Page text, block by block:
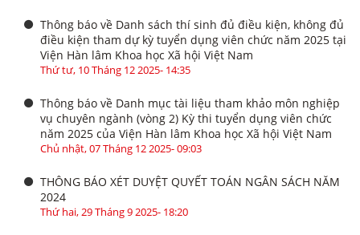
Thông báo về Danh sách thí sinh đủ điều kiện, không đủ
điều kiện tham dự kỳ tuyển dụng viên chức năm 2025 tại
Viện Hàn lâm Khoa học Xã hội Việt Nam
Thứ tư, 10 Tháng 12 2025- 14:35
Thông báo về Danh mục tài liệu tham khảo môn nghiệp
vụ chuyên ngành (vòng 2) Kỳ thi tuyển dụng viên chức
năm 2025 của Viện Hàn lâm Khoa học Xã hội Việt Nam
Chủ nhật, 07 Tháng 12 2025- 09:03
THÔNG BÁO XÉT DUYỆT QUYẾT TOÁN NGÂN SÁCH NĂM
2024
Thứ hai, 29 Tháng 9 2025- 18:20